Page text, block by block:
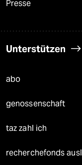
Presse
Unterstützen
abo
genossenschaft
taz zahl ich
recherchefonds